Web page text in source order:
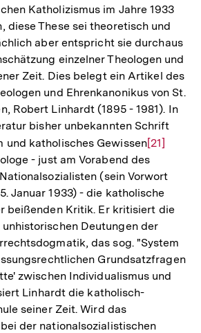
Katholizismus im Jahre 1933
diese These sei theoretisch und
aber entspricht sie durchaus
einzelner Theologen und
Zeit. Dies belegt ein Artikel des
und Ehrenkanonikus von St.
Robert Linhardt (1895 - 1981). In
bisher unbekannten Schrift
und katholisches GewissenZur
Auflösung
der
Fußnote
[21]
- just am Vorabend des
(sein Vorwort
Januar 1933) - die katholische
beißenden Kritik. Er kritisiert die
Deutungen der
das sog. "System
Grundsatzfragen
zwischen Individualismus und
Linhardt die katholisch-
seiner Zeit. Wird das
der nationalsozialistischen